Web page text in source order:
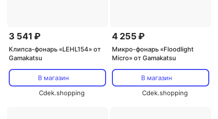
3 541 ₽
Клипса-фонарь «LEHL154» от
Gamakatsu
В магазин
Cdek.shopping
4 255 ₽
Микро-фонарь «Floodlight
Micro» от Gamakatsu
В магазин
Cdek.shopping